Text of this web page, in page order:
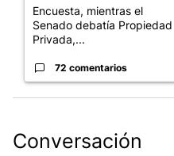
Encuesta, mientras el
Senado debatía Propiedad
Privada,...
72 comentarios
Conversación